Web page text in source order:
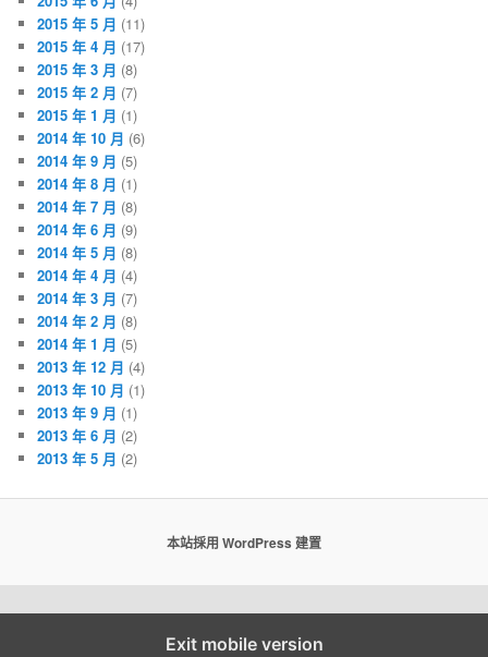
2015 年 5 月 (11)
2015 年 4 月 (17)
2015 年 3 月 (8)
2015 年 2 月 (7)
2015 年 1 月 (1)
2014 年 10 月 (6)
2014 年 9 月 (5)
2014 年 8 月 (1)
2014 年 7 月 (8)
2014 年 6 月 (9)
2014 年 5 月 (8)
2014 年 4 月 (4)
2014 年 3 月 (7)
2014 年 2 月 (8)
2014 年 1 月 (5)
2013 年 12 月 (4)
2013 年 10 月 (1)
2013 年 9 月 (1)
2013 年 6 月 (2)
2013 年 5 月 (2)
本站採用 WordPress 建置
Exit mobile version